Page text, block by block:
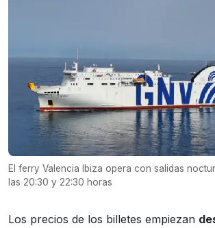
El ferry Valencia Ibiza opera con salidas
las 20:30 y 22:30 horas
Los precios de los billetes empiezan